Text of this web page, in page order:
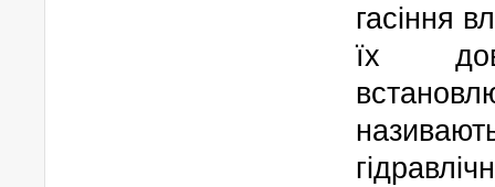
гасіння
їх